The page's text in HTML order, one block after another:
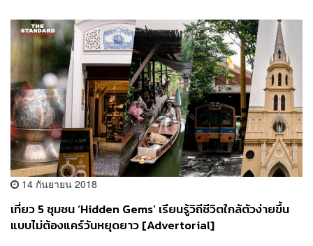
14 กันยายน 2018
เที่ยว 5 ชุมชน ‘Hidden Gems’ เรียนรู้วิถีชีวิตใกล้ตัวง่ายขึ้น
แบบไม่ต้องแคร์วันหยุดยาว [Advertorial]